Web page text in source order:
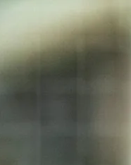
Dani Parejo
El